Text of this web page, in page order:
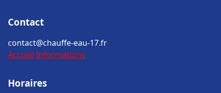
Contact
contact@chauffe-eau-17.fr
Accueil Informations
Horaires